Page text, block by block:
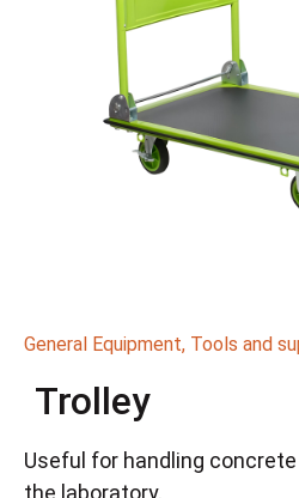
General Equipment, Tools and
Trolley
Useful for handling
the laboratory.